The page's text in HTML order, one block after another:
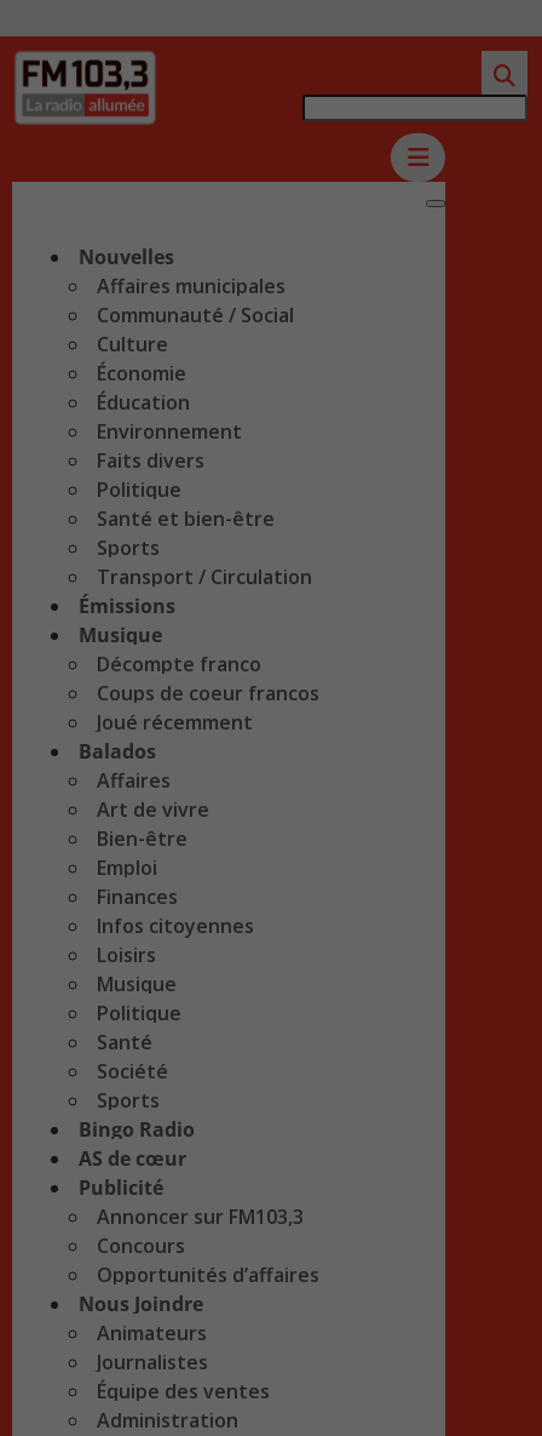
Nouvelles
Affaires municipales
Communauté / Social
Culture
Économie
Éducation
Environnement
Faits divers
Politique
Santé et bien-être
Sports
Transport / Circulation
Émissions
Musique
Décompte franco
Coups de coeur francos
Joué récemment
Balados
Affaires
Art de vivre
Bien-être
Emploi
Finances
Infos citoyennes
Loisirs
Musique
Politique
Santé
Société
Sports
Bingo Radio
AS de cœur
Publicité
Annoncer sur FM103,3
Concours
Opportunités d’affaires
Nous Joindre
Animateurs
Journalistes
Équipe des ventes
Administration